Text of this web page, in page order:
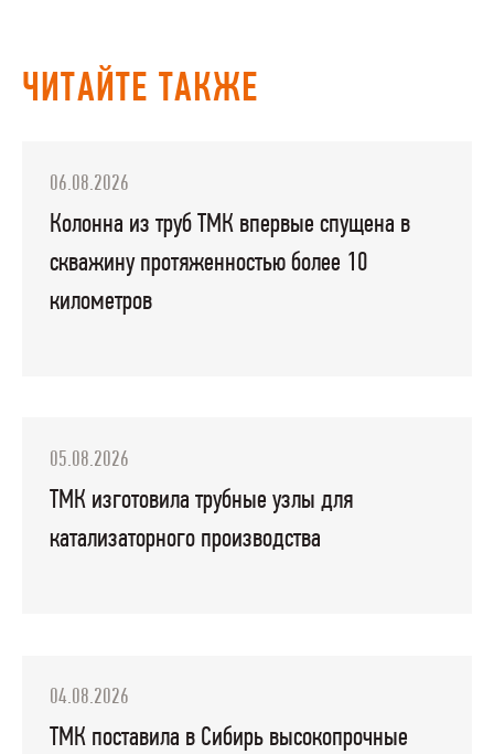
ЧИТАЙТЕ ТАКЖЕ
06.08.2026
Колонна из труб ТМК впервые спущена в
скважину протяженностью более 10
километров
05.08.2026
ТМК изготовила трубные узлы для
катализаторного производства
04.08.2026
ТМК поставила в Сибирь высокопрочные